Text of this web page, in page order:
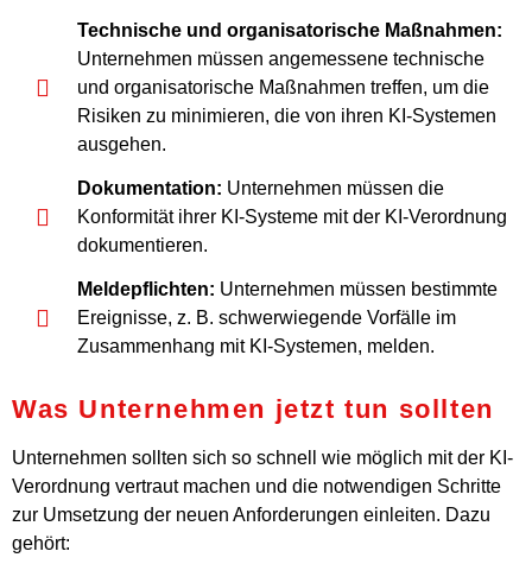
Technische und organisatorische Maßnahmen:
Unternehmen müssen angemessene technische
und organisatorische Maßnahmen treffen, um die
Risiken zu minimieren, die von ihren KI-Systemen
ausgehen.
Dokumentation: Unternehmen müssen die
Konformität ihrer KI-Systeme mit der KI-Verordnung
dokumentieren.
Meldepflichten: Unternehmen müssen bestimmte
Ereignisse, z. B. schwerwiegende Vorfälle im
Zusammenhang mit KI-Systemen, melden.
Was Unternehmen jetzt tun sollten
Unternehmen sollten sich so schnell wie möglich mit der KI-
Verordnung vertraut machen und die notwendigen Schritte
zur Umsetzung der neuen Anforderungen einleiten. Dazu
gehört: